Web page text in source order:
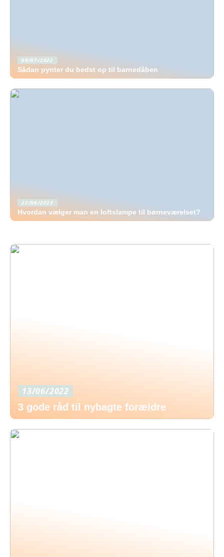
08/07/2022
Sådan pynter du bedst op til barnedåben
22/06/2022
Hvordan vælger man en loftslampe til børneværelset?
13/06/2022
3 gode råd til nybagte forældre